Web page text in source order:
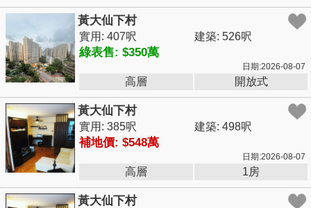
黃大仙下村
實用: 407呎 建築: 526呎
綠表售: $350萬
日期:2026-08-07
高層 開放式
黃大仙下村
實用: 385呎 建築: 498呎
補地價: $548萬
日期:2026-08-07
高層 1房
黃大仙下村